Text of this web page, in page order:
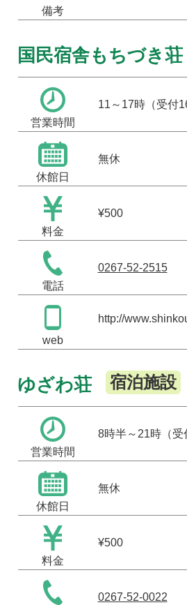
備考
国民宿舎もちづき荘
営業時間
11～17時（受付
休館日
無休
料金
¥500
電話
0267-52-2515
web
http://
ゆざわ荘 宿泊施設
営業時間
8時半～21時（受
休館日
無休
料金
¥500
0267-52-0022